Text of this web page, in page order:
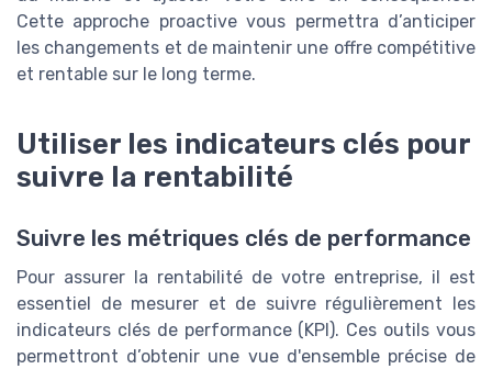
Cette approche proactive vous permettra d’anticiper
les changements et de maintenir une offre compétitive
et rentable sur le long terme.
Utiliser les indicateurs clés pour
suivre la rentabilité
Suivre les métriques clés de performance
Pour assurer la rentabilité de votre entreprise, il est
essentiel de mesurer et de suivre régulièrement les
indicateurs clés de performance (KPI). Ces outils vous
permettront d’obtenir une vue d'ensemble précise de